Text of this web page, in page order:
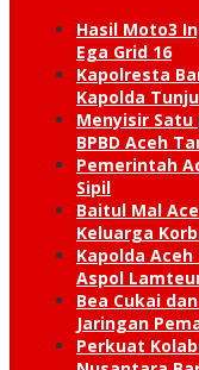
Hasil Moto3
Ega Grid 16
Kapolresta
Kapolda
Menyisir Satu
BPBD Aceh
Pemerintah
Sipil
Baitul Mal
Keluarga
Kapolda
Aspol
Bea Cukai
Jaringan
Perkuat